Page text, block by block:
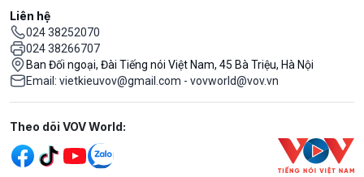
Liên hệ
024 38252070
024 38266707
Ban Đối ngoại, Đài Tiếng nói Việt Nam, 45 Bà Triệu, Hà Nội
Email: vietkieuvov@gmail.com - vovworld@vov.vn
Mạng xã hội
Theo dõi VOV World: